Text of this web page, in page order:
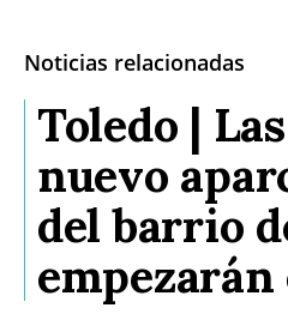
Noticias relacionadas
Toledo |
nuevo
del barrio
empezarán